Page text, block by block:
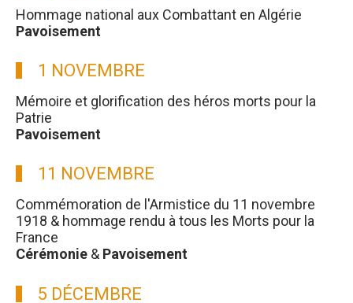
Hommage national aux Combattant en Algérie
Pavoisement
1 NOVEMBRE
Mémoire et glorification des héros morts pour la
Patrie
Pavoisement
11 NOVEMBRE
Commémoration de l'Armistice du 11 novembre
1918 & hommage rendu à tous les Morts pour la
France
Cérémonie & Pavoisement
5 DÉCEMBRE